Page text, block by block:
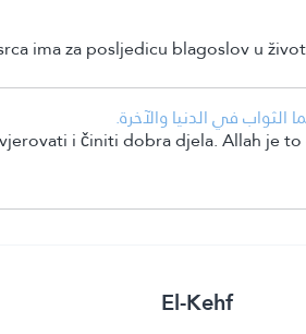
ima za posljedicu blagoslov u
الثواب في الدنيا والآخرة.
i činiti dobra djela. Allah je
El-Kehf